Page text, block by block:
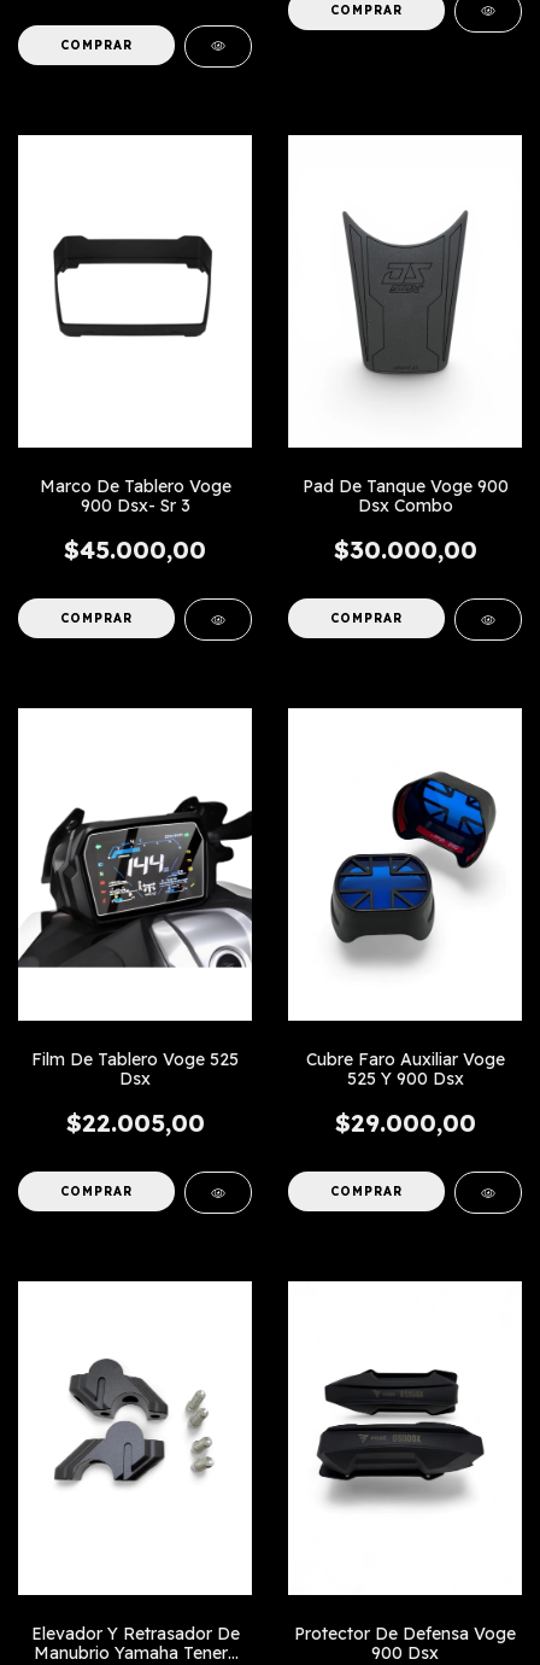
COMPRAR
COMPRAR
Marco De Tablero Voge
900 Dsx- Sr 3
$45.000,00
Pad De Tanque Voge 900
Dsx Combo
$30.000,00
COMPRAR
Film De Tablero Voge 525
Dsx
$22.005,00
Cubre Faro Auxiliar Voge
525 Y 900 Dsx
$29.000,00
COMPRAR
Elevador Y Retrasador De
Manubrio Yamaha Tenere
Protector De Defensa Voge
900 Dsx